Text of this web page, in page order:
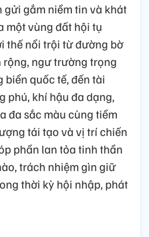
gắm niềm tin và khát
một vùng đất hội tụ
thế nổi trội từ đường bờ
rộng, ngư trường trọng
biển quốc tế, đến tài
phú, khí hậu đa dạng,
đa sắc màu cùng tiềm
tái tạo và vị trí chiến
phần lan tỏa tinh thần
trách nhiệm gìn giữ
thời kỳ hội nhập, phát